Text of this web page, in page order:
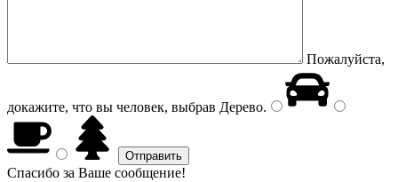
Пожалуйста,
докажите, что вы человек, выбрав Дерево.
Спасибо за Ваше сообщение!